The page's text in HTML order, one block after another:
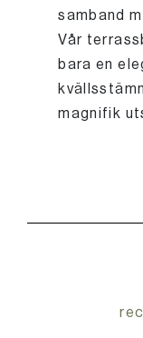
samband
Vår
bara en
magnifik